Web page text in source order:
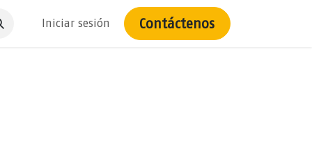
Iniciar sesión Contáctenos